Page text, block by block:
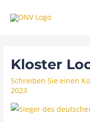
Inhalt
Kloster
Schreiben Sie einen
2023